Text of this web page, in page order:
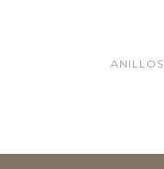
ANILLOS